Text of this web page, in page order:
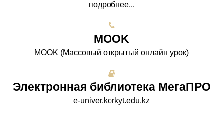
подробнее...
МООK
МООK (Массовый открытый онлайн урок)
Электронная библиотека МегаПРО
e-univer.korkyt.edu.kz